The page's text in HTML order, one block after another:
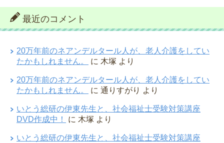
最近のコメント
20万年前のネアンデルタール人が、老人介護をしてい
たかもしれません。
に 木塚 より
20万年前のネアンデルタール人が、老人介護をしてい
たかもしれません。
に 通りすがり より
いとう総研の伊東先生と、社会福祉士受験対策講座
DVD作成中！
に 木塚 より
いとう総研の伊東先生と、社会福祉士受験対策講座